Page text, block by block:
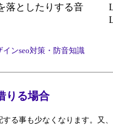
落としたりする音
ンseo対策 ・防音知識
りる場合
する事も少なくなります。